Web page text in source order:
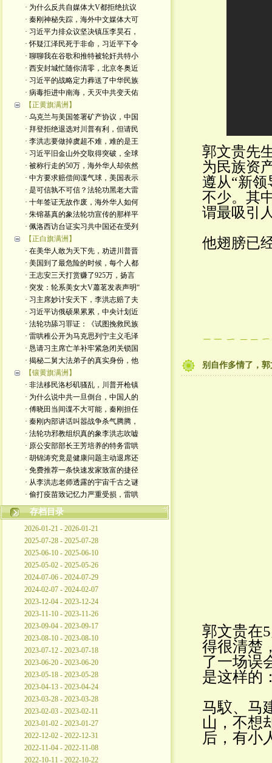
· 为什么反共自媒体大V都拒绝抗议
· 秦刚神秘失踪，海外中文媒体大可
· 习近平力排众议坚决镇压李昊石，
· 怀疑江泽民死于非命，习近平下令
· 聊聊我在谷歌和推特被轮奸共特小
· 西安封城忙随你清零，北京冬奥近
· 习近平的战略定力葬送了中华民族
· 病毒拒进中南海，天灭中共变天佑
【正黄旗满洲】
· 乌克兰与美国签署矿产协议，中国
· 拜登拒绝退选对川普有利，但请民
· 李洪志要做掉虞超不难，难的是王
· 习近平旧金山外交取得突破，全球
· 被称行走的50万，海外华人却依然
· 中方要求赔偿间谍气球，美国表示
· 是可信孰不可信？法轮功黑老大雷
· 十年签证无故作废，海外华人如何
· 朱镕基真的象法轮功宣传的那样平
· 佩洛西访台证实习共中国还在受列
【正白旗满洲】
· 在美华人敢为天下先，劝进川普晋
· 美国到了最危险的时候，每个人都
· 王志安三天打赏赚了925万，扬言
· 突发：轮系美女大V蕭茗发表声明“
· 习主席妙计安天下，李洪志赔了夫
· 习近平访俄硕果累累，中央计划近
· 法轮功舔习罪证：《试图挽救民族
· 雷哄稚公开为马克思列宁主义毛泽
· 恳请习主席亡羊补牢紧急闭关锁国
· 揭秘二舅大法弟子的真实身份，他
【镶黄旗满洲】
· 非法移民洛杉矶骚乱，川普开枪镇
· 为什么说中共一旦倒台，中国人的
· 傅晓田当间谍不大可能，秦刚担任
· 秦刚内部讲话叫嚣战争杀气腾腾，
· 法轮功邪教组织真的象李洪志吹嘘
· 原公安部部长王芳培养的特务雷哄
· 胡锦涛究竟是健康问题主动退席还
· 免费推荐一条快速发家致富的捷径
· 从李洪志老师透露的宇宙千古之谜
· 偷打疫苗致记忆力严重受损，雷哄
存档目录
2026-01-21 - 2026-01-21
2025-07-28 - 2025-07-28
2025-06-10 - 2025-06-10
2025-05-02 - 2025-05-26
2024-07-06 - 2024-07-29
2024-02-07 - 2024-02-07
2023-12-04 - 2023-12-24
2023-11-10 - 2023-11-26
2023-09-04 - 2023-09-17
2023-08-10 - 2023-08-10
2023-07-12 - 2023-07-18
2023-06-20 - 2023-06-20
2023-05-18 - 2023-05-28
2023-04-13 - 2023-04-24
2023-03-28 - 2023-03-28
2023-02-03 - 2023-02-11
2023-01-02 - 2023-01-27
2022-12-02 - 2022-12-31
2022-11-04 - 2022-11-08
2022-10-11 - 2022-10-22
郭文贵先
为民族资
遵从“新领
不少。其
谓最吸引
他翅膀已
别自作多情了，
郭文贵在
得很清楚
了一场误
是这样的
马馼、马
山，不想
后，有小